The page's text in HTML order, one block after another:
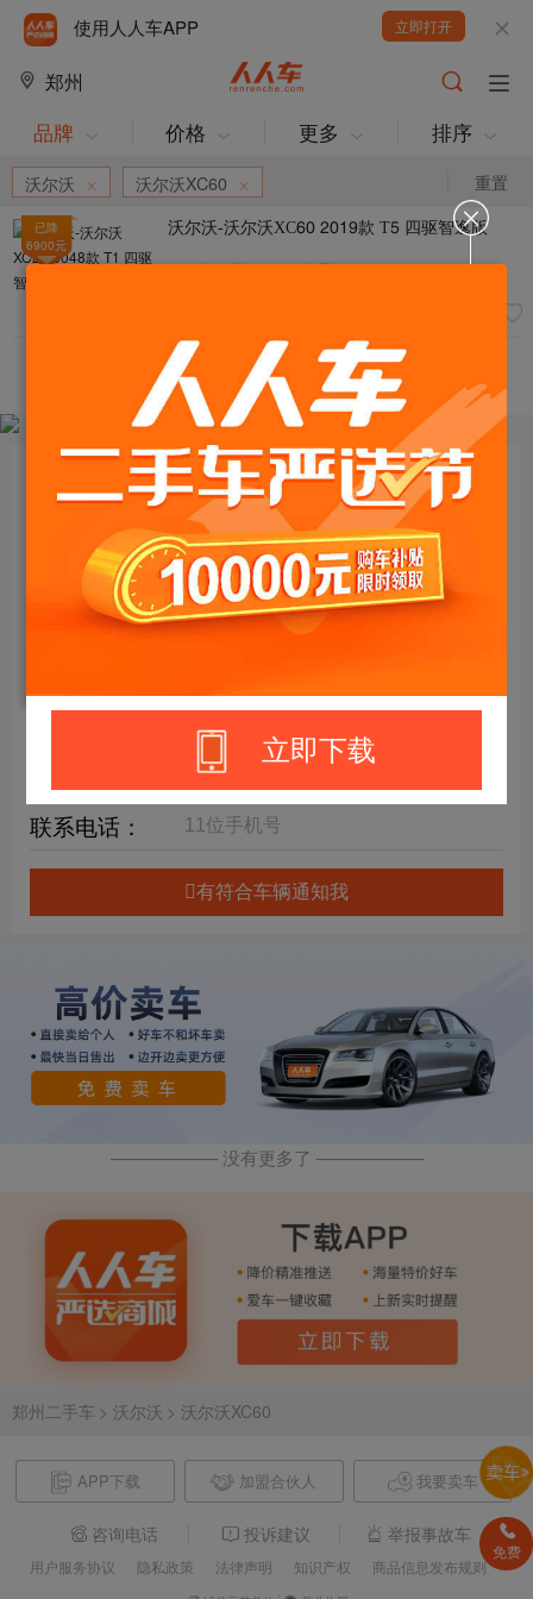
使用人人车APP 立即打开
郑州
立即下载
品牌 价格 更多 排序
重置
沃尔沃 沃尔沃XC60
已降
6900元
沃尔沃-沃尔沃XC20 5048款 T1 四驱智逸版
|
订阅车源！符合条件车辆出现后，立刻通知您
目标车辆： 请选择欲购车辆
年限要求：
购车预算：
万元内
联系电话：
有符合车辆通知我
—————— 没有更多了 ——————
郑州二手车 > 沃尔沃 > 沃尔沃XC60
APP下载 加盟合伙人 我要卖车
咨询电话 投诉建议 举报事故车
用户服务协议 隐私政策 法律声明 知识产权 商品信息发布规则
免费